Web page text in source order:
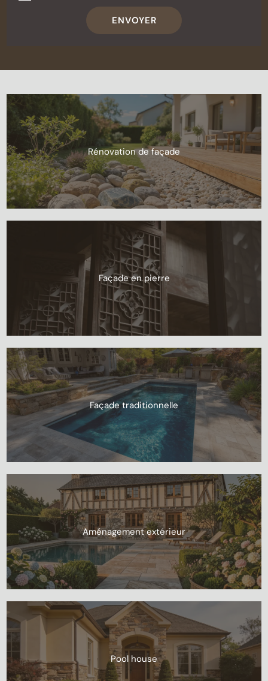
Rénovation de façade
Façade en pierre
Façade traditionnelle
Aménagement extérieur
Pool house